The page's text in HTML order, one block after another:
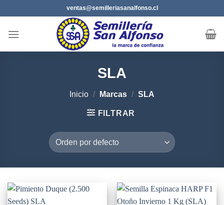
al
contenido
ventas@semilleriasanalfonso.cl
SLA
Inicio / Marcas / SLA
FILTRAR